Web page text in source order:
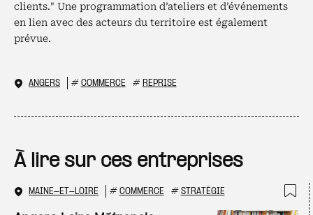
clients." Une programmation d’ateliers et d’événements
en lien avec des acteurs du territoire est également
prévue.
ANGERS # COMMERCE # REPRISE
À lire sur ces entreprises
MAINE-ET-LOIRE # COMMERCE # STRATÉGIE